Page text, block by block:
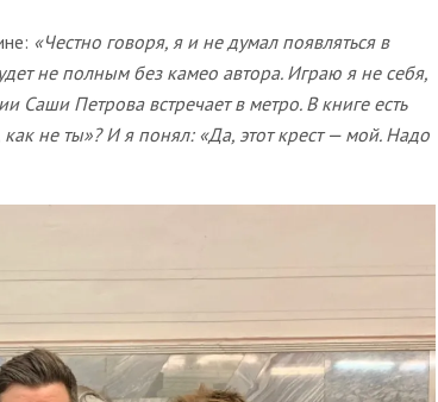
«Честно говоря, я и не думал появляться в
не полным без камео автора. Играю я не себя,
Саши Петрова встречает в метро. В книге есть
не ты»? И я понял: «Да, этот крест — мой. Надо